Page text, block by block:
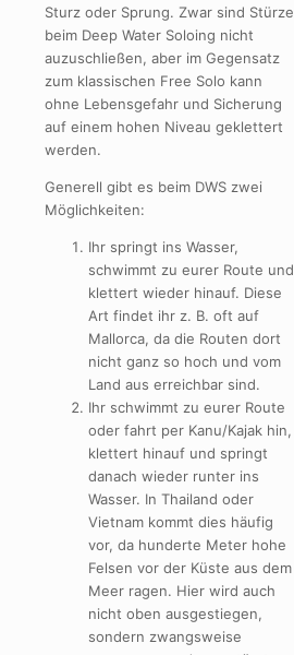
Sturz oder Sprung. Zwar sind Stürze
beim Deep Water Soloing nicht
auzuschließen, aber im Gegensatz
zum klassischen Free Solo kann
ohne Lebensgefahr und Sicherung
auf einem hohen Niveau geklettert
werden.
Generell gibt es beim DWS zwei
Möglichkeiten:
Ihr springt ins Wasser,
schwimmt zu eurer Route und
klettert wieder hinauf. Diese
Art findet ihr z. B. oft auf
Mallorca, da die Routen dort
nicht ganz so hoch und vom
Land aus erreichbar sind.
Ihr schwimmt zu eurer Route
oder fahrt per Kanu/Kajak hin,
klettert hinauf und springt
danach wieder runter ins
Wasser. In Thailand oder
Vietnam kommt dies häufig
vor, da hunderte Meter hohe
Felsen vor der Küste aus dem
Meer ragen. Hier wird auch
nicht oben ausgestiegen,
sondern zwangsweise